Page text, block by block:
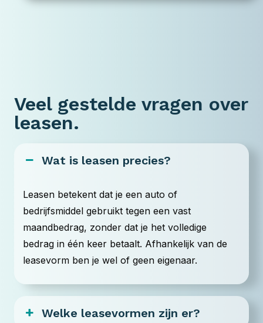
Veel gestelde vragen over
leasen.
Wat is leasen precies?
Leasen betekent dat je een auto of
bedrijfsmiddel gebruikt tegen een vast
maandbedrag, zonder dat je het volledige
bedrag in één keer betaalt. Afhankelijk van de
leasevorm ben je wel of geen eigenaar.
Welke leasevormen zijn er?